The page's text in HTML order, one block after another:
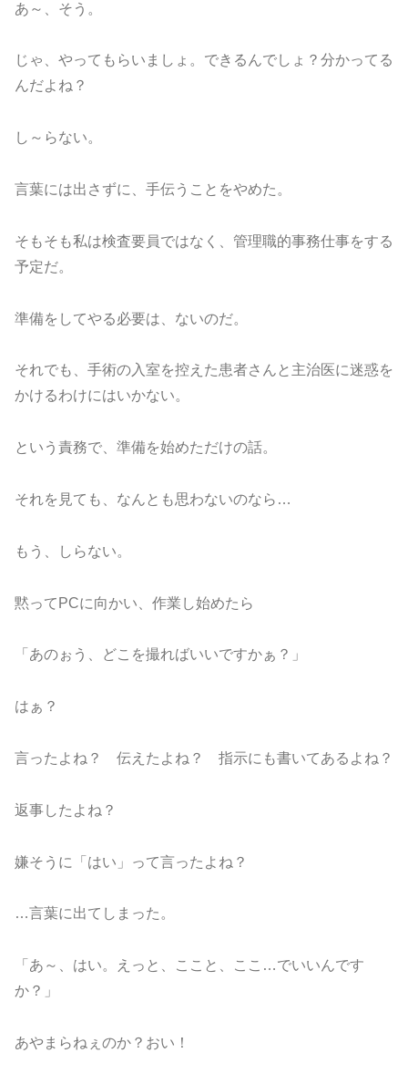
あ～、そう。
じゃ、やってもらいましょ。できるんでしょ？分かってる
んだよね？
し～らない。
言葉には出さずに、手伝うことをやめた。
そもそも私は検査要員ではなく、管理職的事務仕事をする
予定だ。
準備をしてやる必要は、ないのだ。
それでも、手術の入室を控えた患者さんと主治医に迷惑を
かけるわけにはいかない。
という責務で、準備を始めただけの話。
それを見ても、なんとも思わないのなら…
もう、しらない。
黙ってPCに向かい、作業し始めたら
「あのぉう、どこを撮ればいいですかぁ？」
はぁ？
言ったよね？ 伝えたよね？ 指示にも書いてあるよね？
返事したよね？
嫌そうに「はい」って言ったよね？
…言葉に出てしまった。
「あ～、はい。えっと、ここと、ここ…でいいんです
か？」
あやまらねぇのか？おい！